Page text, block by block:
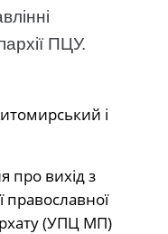
ПЦУ.
і
про вихід з
православної
(УПЦ МП)